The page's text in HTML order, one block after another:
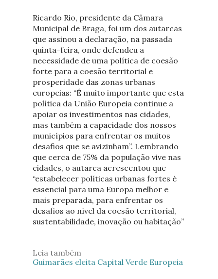
Ricardo Rio, presidente da Câmara
Municipal de Braga, foi um dos autarcas
que assinou a declaração, na passada
quinta-feira, onde defendeu a
necessidade de uma política de coesão
forte para a coesão territorial e
prosperidade das zonas urbanas
europeias: “É muito importante que esta
política da União Europeia continue a
apoiar os investimentos nas cidades,
mas também a capacidade dos nossos
municípios para enfrentar os muitos
desafios que se avizinham”. Lembrando
que cerca de 75% da população vive nas
cidades, o autarca acrescentou que
“estabelecer políticas urbanas fortes é
essencial para uma Europa melhor e
mais preparada, para enfrentar os
desafios ao nível da coesão territorial,
sustentabilidade, inovação ou habitação”
Leia também
Guimarães eleita Capital Verde Europeia